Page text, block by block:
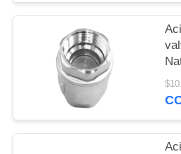
SITE
POLITIQUE
CONFIDENTIALITÉ
CE